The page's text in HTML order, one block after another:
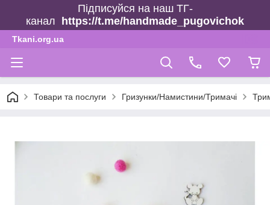
Підписуйся на наш ТГ-
канал
https://t.me/handmade_pugovichok
Tkani.org.ua
Товари та послуги Гризунки/Намистини/Тримачі